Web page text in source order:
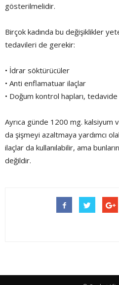
gösterilmelidir.
Birçok kadında bu değişiklikler
tedavileri de gerekir:
• İdrar söktürücüler
• Anti enflamatuar ilaçlar
• Doğum kontrol hapları, tedavide
Ayrıca günde 1200 mg.
da şişmeyi azaltmaya yardımcı
ilaçlar da kullanılabilir, ama
değildir.